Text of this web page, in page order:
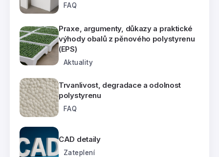
FAQ
Praxe, argumenty, důkazy a praktické
výhody obalů z pěnového polystyrenu
(EPS)
Aktuality
Trvanlivost, degradace a odolnost
polystyrenu
FAQ
CAD detaily
Zateplení